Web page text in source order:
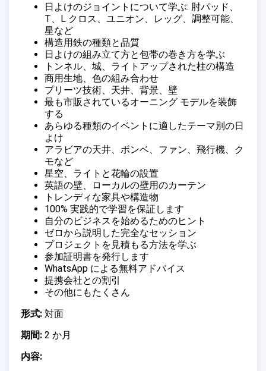
日よけのジョイントについて学ぶ: 肘パッド、
T、L クロス、ユニオン、レッグ、調整可能、
星など
構造用鉄の種類と品質
日よけの組み立て方と包帯の巻き方を学ぶ
トンネル、城、ライトアップされた柱の構造
商用生地、色の組み合わせ
プリーツ技術、天井、背景、壁
最も市販されているオーニング モデルを装飾
する
あらゆる種類のイベントに適したテーマ別の日
よけ
アラビアの天井、ボンベ、ファン、飛行機、ク
モなど
星空、ライトと花輪の設置
英語の壁、ローカルの壁用のカーテン
トレンディな家具や構造物
100% 実践的で学習を保証します
自分のビジネスを始めるためのヒント
ゼロから説明した完全なセッション
プロジェクトを見積もる方法を学ぶ
参加証明書を発行します
WhatsApp による無料アドバイス
提携会社との割引
その他にもたくさん
形式: 対面
期間: 2 か月
内容: